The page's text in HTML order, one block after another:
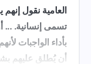
العامية نقول
تسمى إنسانية. ...
بأداء الواجبات
أن يُطلق عليهم